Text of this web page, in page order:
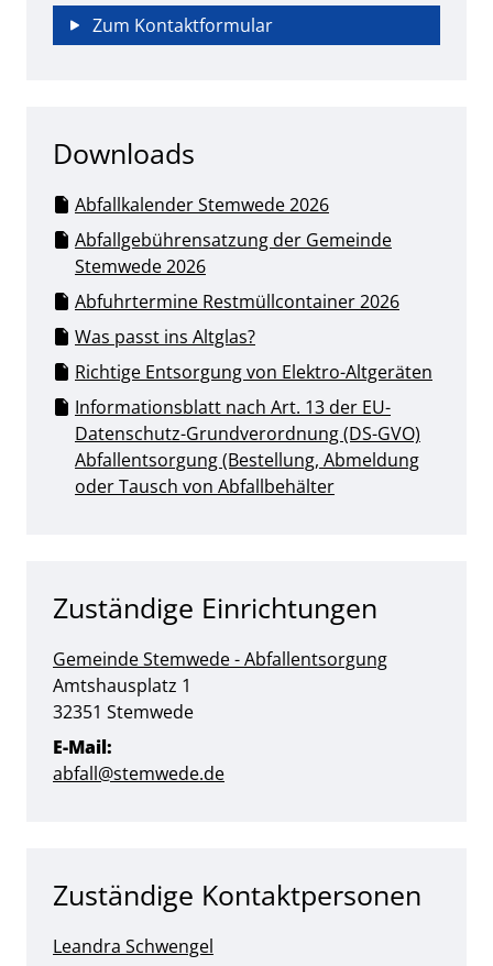
Zum Kontaktformular
Downloads
Abfallkalender Stemwede 2026
Abfallgebührensatzung der Gemeinde
Stemwede 2026
Abfuhrtermine Restmüllcontainer 2026
Was passt ins Altglas?
Richtige Entsorgung von Elektro-Altgeräten
Informationsblatt nach Art. 13 der EU-
Datenschutz-Grundverordnung (DS-GVO)
Abfallentsorgung (Bestellung, Abmeldung
oder Tausch von Abfallbehälter
Zuständige Einrichtungen
Gemeinde Stemwede - Abfallentsorgung
Straße:
Amtshausplatz Hausnummer:
1
PLZ:
32351 Ort:
Stemwede
E-Mail:
abfall@stemwede.de
Zuständige Kontaktpersonen
Leandra Schwengel